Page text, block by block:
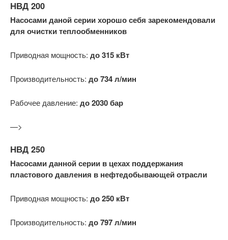
НВД 200
Насосами даной серии хорошо себя зарекомендовали
для очистки теплообменников
Приводная мощность: до 315 кВт
Производительность: до 734 л/мин
Рабочее давление: до 2030 бар
—>
НВД 250
Насосами данной серии в цехах поддержания
пластового давления в нефтедобывающей отрасли
Приводная мощность: до 250 кВт
Производительность: до 797 л/мин